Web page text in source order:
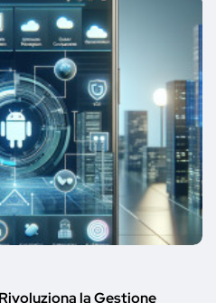
la Gestione